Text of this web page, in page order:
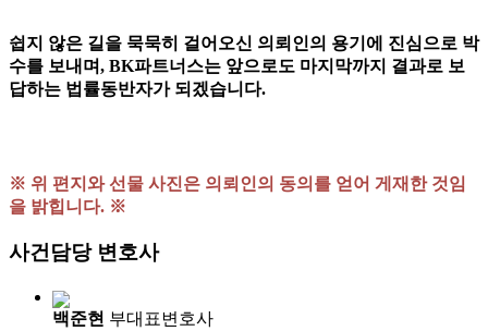
쉽지 않은 길을 묵묵히 걸어오신 의뢰인의 용기에 진심으로 박
수를 보내며, BK파트너스는 앞으로도 마지막까지 결과로 보
답하는 법률동반자가 되겠습니다.
※ 위 편지와 선물 사진은 의뢰인의 동의를 얻어 게재한 것임
을 밝힙니다. ※
사건담당 변호사
백준현 부대표변호사